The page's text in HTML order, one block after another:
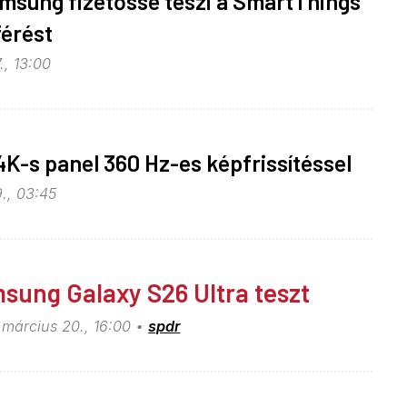
13:00
s panel 360 Hz-es képfrissítéssel
03:45
Galaxy S26 Ultra teszt
20., 16:00 spdr